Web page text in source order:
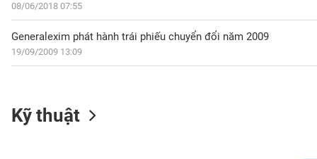
08/06/2018 07:55
Generalexim phát hành trái phiếu chuyển đổi năm 2009
19/09/2009 13:09
Kỹ thuật
DOANH
NGHIỆP
PHIẾU